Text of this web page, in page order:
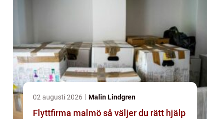
02 augusti 2026 Malin Lindgren
Flyttfirma malmö så väljer du rätt hjälp